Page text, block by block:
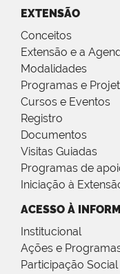
EXTENSÃO
Conceitos
Extensão e a
Modalidades
Programas e
Cursos e Eventos
Registro
Documentos
Visitas Guiadas
Programas de
Iniciação à
ACESSO À
Institucional
Ações e
Participação Social